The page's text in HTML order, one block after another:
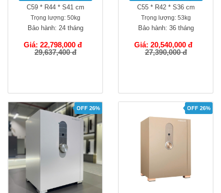
C59 * R44 * S41 cm
Trọng lượng:50kg
Bảo hành: 24 tháng
Giá: 22,798,000 đ
29,637,400 đ
C55 * R42 * S36 cm
Trọng lượng:53kg
Bảo hành: 36 tháng
Giá: 20,540,000 đ
27,390,000 đ
OFF 26% OFF 26%